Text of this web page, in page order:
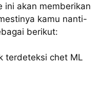
ini akan memberikan
kamu nanti-
berikut:
terdeteksi chet ML